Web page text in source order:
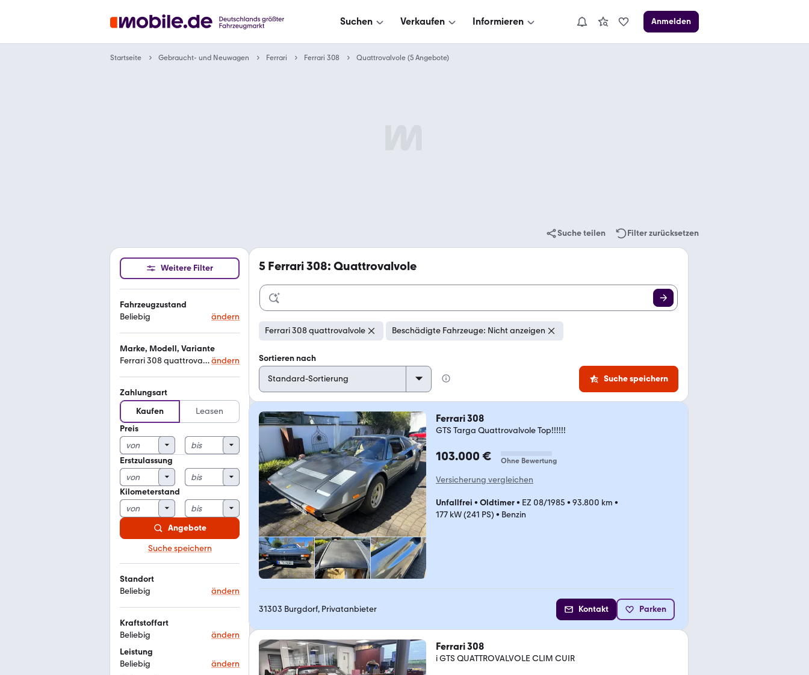
Suchen Verkaufen Informieren Anmelden
Startseite Gebraucht- und Neuwagen Ferrari Ferrari 308 Quattrovalvole (5 Angebote)
Suche teilen Filter zurücksetzen
Weitere Filter
Fahrzeugzustand
Beliebig
ändern
Marke, Modell, Variante
Ferrari 308 quattrovalvoleändern
Zahlungsart
Kaufen
Leasen
Preis
Erstzulassung
Kilometerstand
Angebote
Suche speichern
Standort
Beliebig
ändern
Kraftstoffart
Beliebig
ändern
Leistung
Beliebig
ändern
5 Ferrari 308: Quattrovalvole
Ferrari 308 quattrovalvole Beschädigte Fahrzeuge: Nicht anzeigen
Sortieren nach
Suche speichern
Ferrari 308
GTS Targa Quattrovalvole Top!!!!!!
103.000 € Ohne Bewertung
Versicherung vergleichen
Unfallfrei • Oldtimer• EZ 08/1985 • 93.800 km •
177 kW (241 PS) • Benzin
31303 Burgdorf, Privatanbieter Kontakt Parken
Ferrari 308
i GTS QUATTROVALVOLE CLIM CUIR